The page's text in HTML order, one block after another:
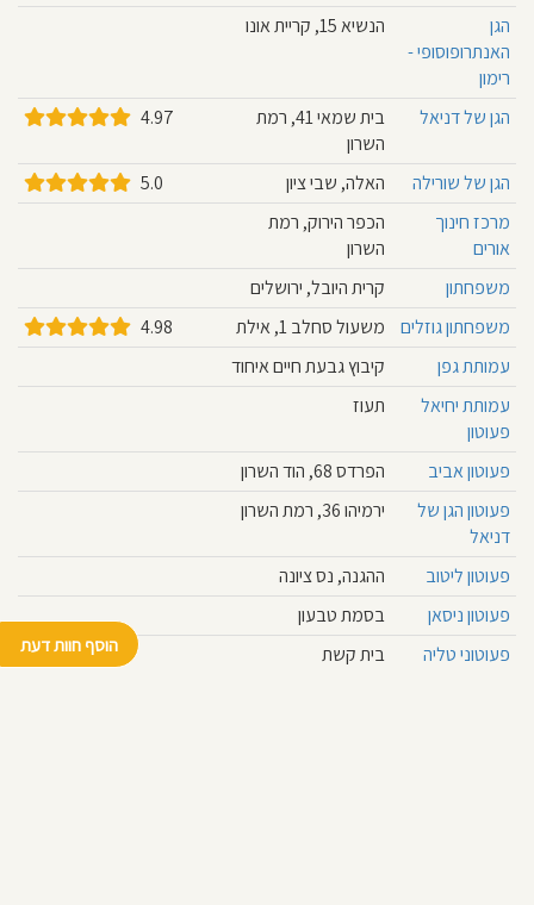
הוסף חוות דעת
הגן
האנתרופוסופי -
רימון
הנשיא 15, קריית אונו
הגן של דניאל
בית שמאי 41, רמת
השרון
4.97
הגן של שורילה האלה, שבי ציון
5.0
מרכז חינוך
אורים
הכפר הירוק, רמת
השרון
משפחתון
קרית היובל, ירושלים
משפחתון גוזלים
משעול סחלב 1, אילת
4.98
עמותת גפן
קיבוץ גבעת חיים איחוד
עמותת יחיאל
פעוטון
תעוז
פעוטון אביב
הפרדס 68, הוד השרון
פעוטון הגן של
דניאל
ירמיהו 36, רמת השרון
פעוטון ליטוב
ההגנה, נס ציונה
פעוטון ניסאן
בסמת טבעון
פעוטוני טליה
בית קשת